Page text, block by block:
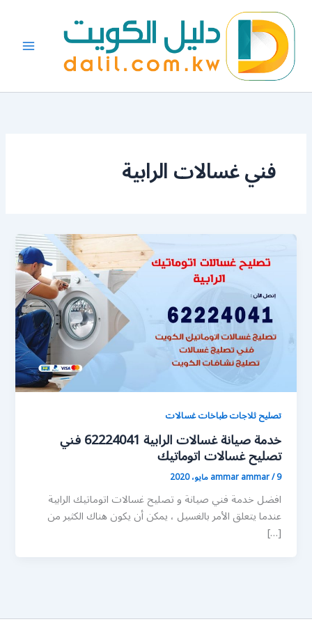
المحتوى
فني غسالات الرابية
تصليح ثلاجات طباخات غسالات
خدمة صيانة غسالات الرابية 62224041 فني
تصليح غسالات اتوماتيك
ammar ammar/9 مايو، 2020
افضل خدمة فني صيانة و تصليح غسالات اتوماتيك الرابية
عندما يتعلق الأمر بالغسيل ، يمكن أن يكون هناك الكثير من
[…]